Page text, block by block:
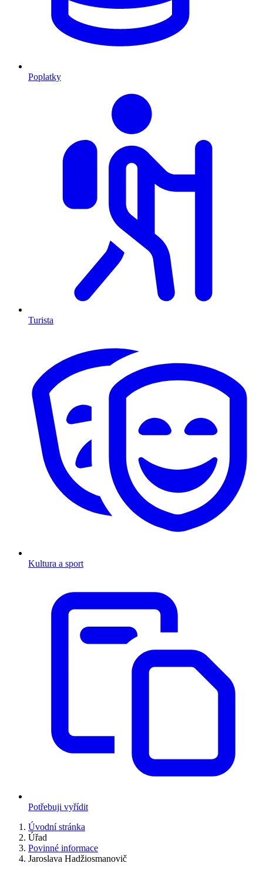
Poplatky
Turista
Kultura a sport
Potřebuji vyřídit
Úvodní stránka
Úřad
Povinné informace
Jaroslava Hadžiosmanovič